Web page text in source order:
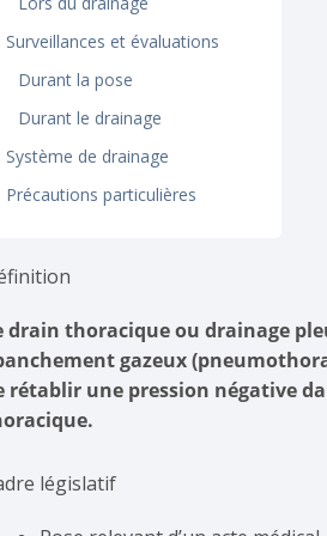
Surveillances et évaluations
Durant la pose
Durant le drainage
Système de drainage
Précautions particulières
drain thoracique ou drainage
gazeux
rétablir une pression négative
législatif